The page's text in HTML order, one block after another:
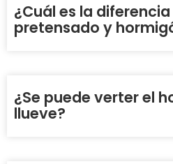
¿Cuál es la
pretensado y
¿Se puede verter el
llueve?